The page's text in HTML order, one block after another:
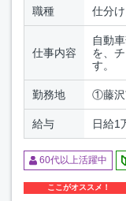
職種 仕分
仕事内容
自動
を、
す。
勤務地 ①藤
給与 日給1
60代以上活躍中
ここがオススメ！